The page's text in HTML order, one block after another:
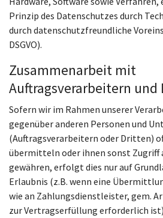
Prinzip des Datenschutzes durch
durch datenschutzfreundliche
DSGVO).
Zusammenarbeit mit
Auftragsverarbeitern und
Sofern wir im Rahmen unserer
gegenüber anderen Personen und
(Auftragsverarbeitern oder Dritten)
übermitteln oder ihnen sonst Zugriff
gewähren, erfolgt dies nur auf
Erlaubnis (z.B. wenn eine
wie an Zahlungsdienstleister, gem.
zur Vertragserfüllung erforderlich